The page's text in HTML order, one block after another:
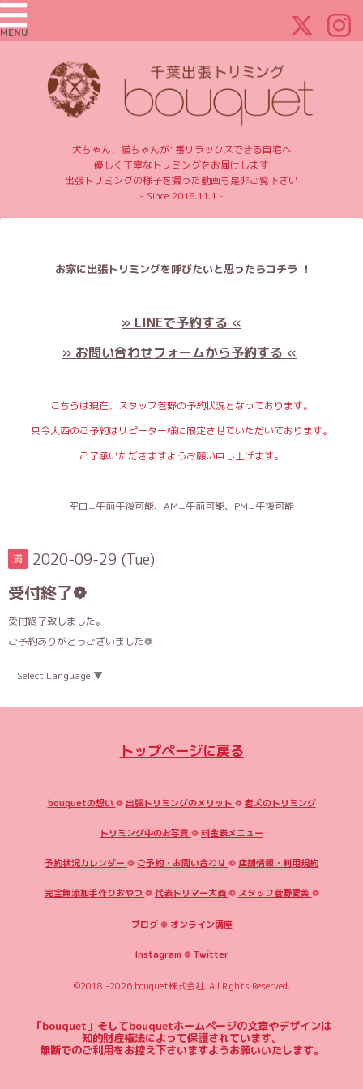
MENU
犬ちゃん、猫ちゃんが1番リラックスできる自宅へ
優しく丁寧なトリミングをお届けします
出張トリミングの様子を撮った動画も是非ご覧下さい
- Since 2018.11.1 -
お家に出張トリミングを呼びたいと思ったらコチラ ！
» LINEで予約する «
» お問い合わせフォームから予約する «
こちらは現在、スタッフ菅野の予約状況となっております。
只今大西のご予約はリピーター様に限定させていただいております。
ご了承いただきますようお願い申し上げます。
空白=午前午後可能、AM=午前可能、PM=午後可能
満 2020-09-29 (Tue)
受付終了❁
受付終了致しました。
ご予約ありがとうございました❁
Select Language ▼
トップページに戻る
bouquetの想い ❁ 出張トリミングのメリット ❁老犬のトリミング
トリミング中のお写真 ❁料金表メニュー
予約状況カレンダー ❁ ご予約・お問い合わせ ❁ 店舗情報・利用規約
完全無添加手作りおやつ ❁代表トリマー大西❁ スタッフ菅野愛美 ❁
ブログ❁ オンライン講座
Instagram ❁Twitter
©2018 -2026 bouquet株式会社. All Rights Reserved.
「bouquet」そしてbouquetホームページの文章やデザインは
知的財産権法によって保護されています。
無断でのご利用をお控え下さいますようお願いいたします。